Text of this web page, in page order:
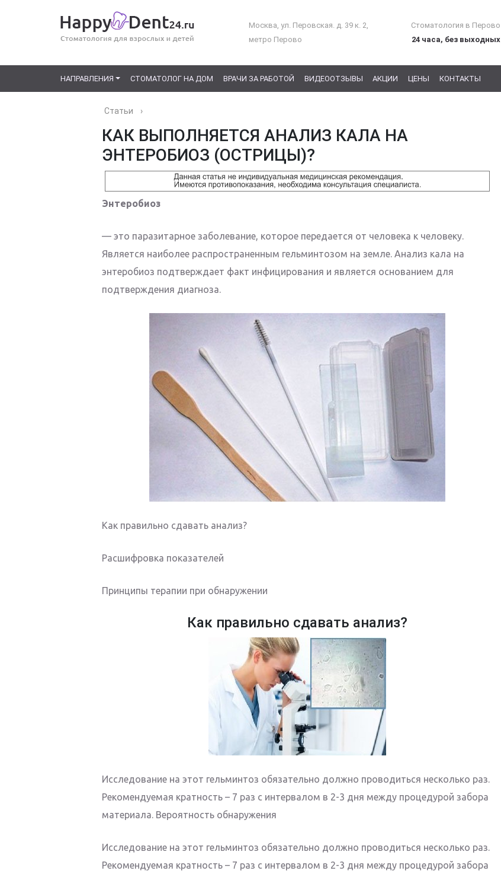
Москва, ул. Перовская. д. 39 к. 2,
метро Перово
Стоматология в Перово
24 часа, без выходных
НАПРАВЛЕНИЯ СТОМАТОЛОГ НА ДОМ ВРАЧИ ЗА РАБОТОЙ ВИДЕООТЗЫВЫ АКЦИИ ЦЕНЫ КОНТАКТЫ
Статьи ›
КАК ВЫПОЛНЯЕТСЯ АНАЛИЗ КАЛА НА
ЭНТЕРОБИОЗ (ОСТРИЦЫ)?
Энтеробиоз
— это паразитарное заболевание, которое передается от человека к человеку.
Является наиболее распространенным гельминтозом на земле. Анализ кала на
энтеробиоз подтверждает факт инфицирования и является основанием для
подтверждения диагноза.
Как правильно сдавать анализ?
Расшифровка показателей
Принципы терапии при обнаружении
Как правильно сдавать анализ?
Исследование на этот гельминтоз обязательно должно проводиться несколько раз.
Рекомендуемая кратность – 7 раз с интервалом в 2-3 дня между процедурой забора
материала. Вероятность обнаружения
Исследование на этот гельминтоз обязательно должно проводиться несколько раз.
Рекомендуемая кратность – 7 раз с интервалом в 2-3 дня между процедурой забора